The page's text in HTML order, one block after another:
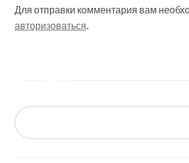
Для отправки комментария вам
авторизоваться.